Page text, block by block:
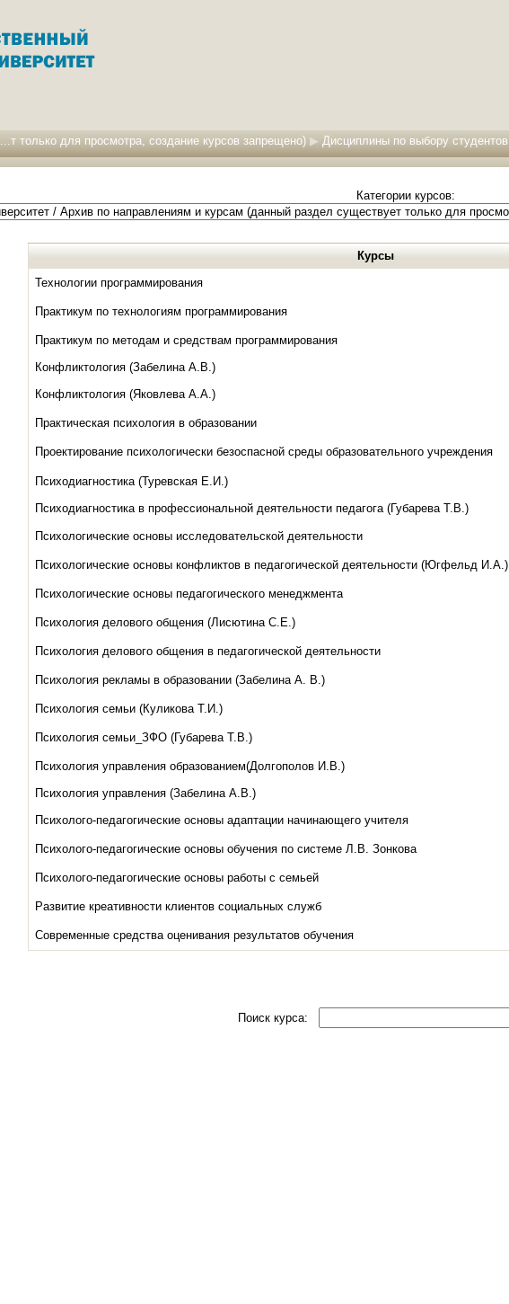
...т только для просмотра, создание курсов запрещено) ▶ Дисциплины по выбору студентов
Категории курсов:
Курсы
Технологии программирования
Практикум по технологиям программирования
Практикум по методам и средствам программирования
Конфликтология (Забелина А.В.)
Конфликтология (Яковлева А.А.)
Практическая психология в образовании
Проектирование психологически безоспасной среды образовательного учреждения
Психодиагностика (Туревская Е.И.)
Психодиагностика в профессиональной деятельности педагога (Губарева Т.В.)
Психологические основы исследовательской деятельности
Психологические основы конфликтов в педагогической деятельности (Югфельд И.А.)
Психологические основы педагогического менеджмента
Психология делового общения (Лисютина С.Е.)
Психология делового общения в педагогической деятельности
Психология рекламы в образовании (Забелина А. В.)
Психология семьи (Куликова Т.И.)
Психология семьи_ЗФО (Губарева Т.В.)
Психология управления образованием(Долгополов И.В.)
Психология управления (Забелина А.В.)
Психолого-педагогические основы адаптации начинающего учителя
Психолого-педагогические основы обучения по системе Л.В. Зонкова
Психолого-педагогические основы работы с семьей
Развитие креативности клиентов социальных служб
Современные средства оценивания результатов обучения
Поиск курса: